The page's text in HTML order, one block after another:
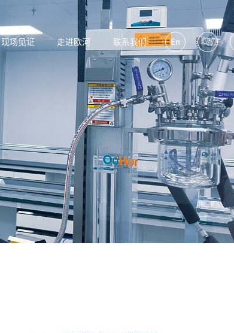
 
现场见证 走进欧河 联系我们